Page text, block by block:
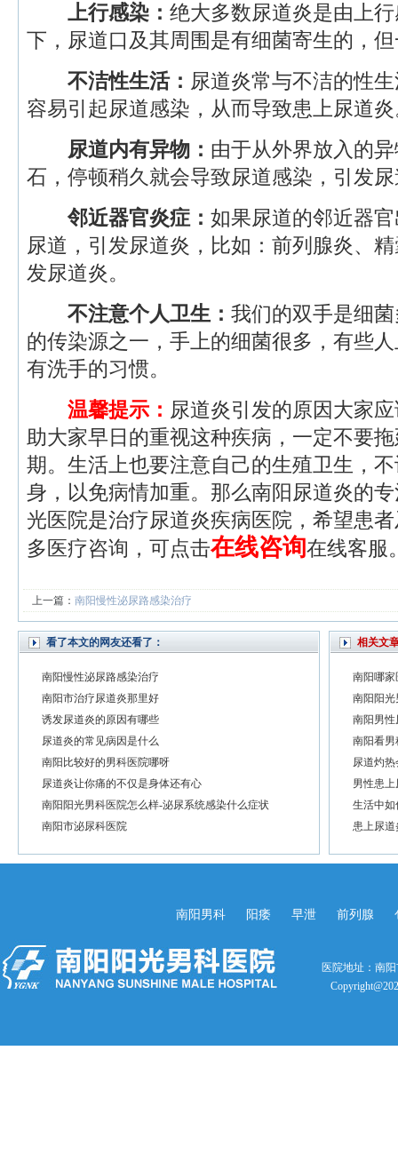
上行感染： 绝大多数尿道炎是由上
下，尿道口及其周围是有细菌寄生的，
不洁性生活： 尿道炎常与不洁的性
容易引起尿道感染，从而导致患上尿道
尿道内有异物： 由于从外界放入的
石，停顿稍久就会导致尿道感染，引发
邻近器官炎症： 如果尿道的邻近器
尿道，引发尿道炎，比如：前列腺炎、
发尿道炎。
不注意个人卫生： 我们的双手是细
的传染源之一，手上的细菌很多，有些
有洗手的习惯。
温馨提示： 尿道炎引发的原因大家
助大家早日的重视这种疾病，一定不要
期。生活上也要注意自己的生殖卫生，
身，以免病情加重。那么南阳尿道炎的
光医院是治疗尿道炎疾病医院，希望患
多医疗咨询，可点击在线咨询在线客服
上一篇： 南阳慢性泌尿路感染治疗
看了本文的网友还看了：
南阳慢性泌尿路感染治疗
南阳市治疗尿道炎那里好
诱发尿道炎的原因有哪些
尿道炎的常见病因是什么
南阳比较好的男科医院哪呀
尿道炎让你痛的不仅是身体还有心
南阳阳光男科医院怎么样-泌尿系统感染什么症状
南阳市泌尿科医院
相关文
南阳哪家
南阳阳
南阳男性
南阳看男
尿道灼
男性患
生活中如
患上尿道
南阳男科 阳痿 早泄 前列腺
医院地址：南